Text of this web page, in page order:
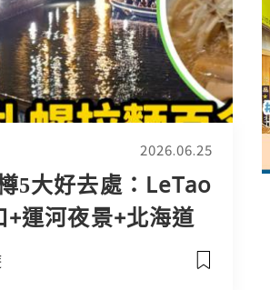
2026.06.25
5大好去處：LeTao
運河夜景+北海道
夜櫻散步｜札幌拉